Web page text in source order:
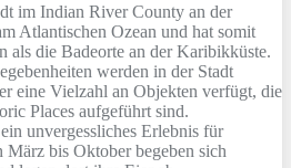
im Indian River County an der
Atlantischen Ozean und hat somit
als die Badeorte an der Karibikküste.
werden in der Stadt
eine Vielzahl an Objekten verfügt, die
Places aufgeführt sind.
unvergessliches Erlebnis für
bis Oktober begeben sich